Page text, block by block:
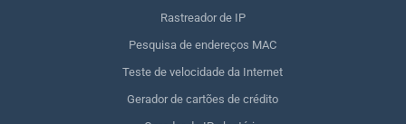
Rastreador de IP
Pesquisa de endereços MAC
Teste de velocidade da Internet
Gerador de cartões de crédito